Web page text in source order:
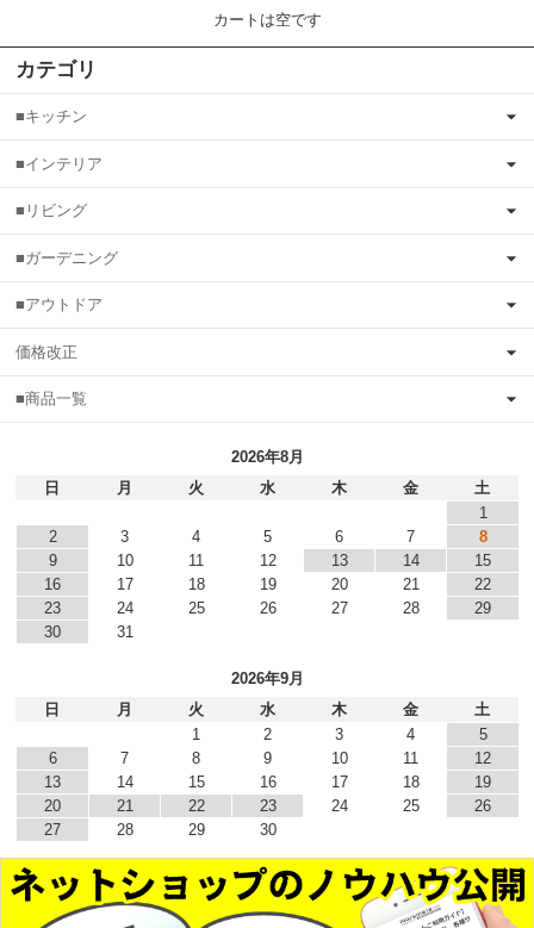
カートは空です
カテゴリ
■キッチン
■インテリア
■リビング
■ガーデニング
■アウトドア
価格改正
■商品一覧
2026年8月
日
月 火 水 木 金
土
1
2
3 4 5 6 7
8
9
10 11 12 13 14
15
16
17 18 19 20 21
22
23
24 25 26 27 28
29
30
31
2026年9月
日
月 火 水 木 金
土
1
2 3 4
5
6
7 8 9 10 11
12
13
14 15 16 17 18
19
20
21 22 23 24 25
26
27
28 29 30